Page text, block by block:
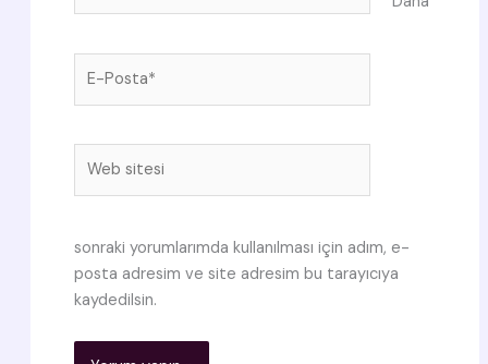
Posta*
sonraki yorumlarımda kullanılması için adım, e-
posta adresim ve site adresim bu tarayıcıya
kaydedilsin.